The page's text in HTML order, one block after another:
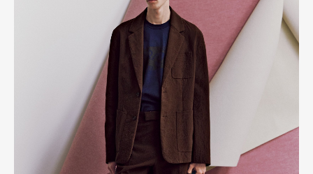
Product Culture
Pen Membership
Magazine
Official Columnist
About
Contact